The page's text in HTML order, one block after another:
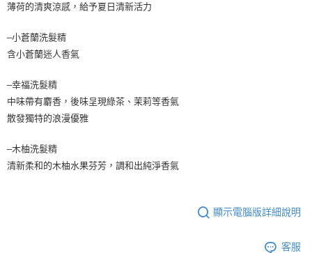
用戶於交易時，得透過本服務購買商品或服務，並由商店將買賣／分期付款
2.基於同意付款使用「大哥付你分期」之契約關係目的，商店將以您的個人
資料（包含姓名、電話或地址）提供予台灣大哥大進項蒐集、處理及利用，
由本公司與您本人進行分期帳單所需資料之確認、核對及更正。
宅配
宅配-離島
每筆NT$100
薄荷的清爽涼感，給予夏日清新活力
–小蒼蘭洗髮精
含小蒼蘭迷人香氣
–幸福洗髮精
中味帶有麝香，後味呈現綠茶、茉莉等香氣
散發獨特的浪漫優雅
–木柚洗髮精
清新柔和的木柚水果芬芳，調和出純淨香氣
顯示電腦版詳細說明
客服